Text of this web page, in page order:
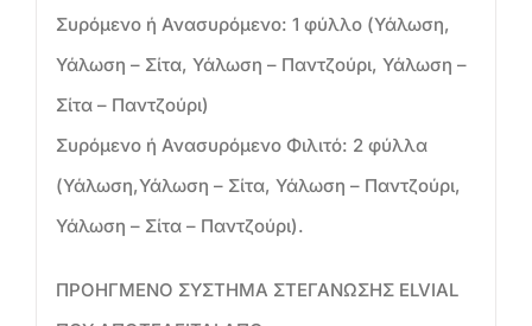
Συρόμενο ή Ανασυρόμενο: 1 φύλλο (Υάλωση,
Υάλωση – Σίτα, Υάλωση – Παντζούρι, Υάλωση –
Σίτα – Παντζούρι)
Συρόμενο ή Ανασυρόμενο Φιλιτό: 2 φύλλα
(Υάλωση,Υάλωση – Σίτα, Υάλωση – Παντζούρι,
Υάλωση – Σίτα – Παντζούρι).
ΠΡΟΗΓΜΕΝΟ ΣΥΣΤΗΜΑ ΣΤΕΓΑΝΩΣΗΣ ELVIAL